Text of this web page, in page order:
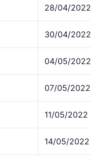
28/04/2022
30/04/2022
04/05/2022
07/05/2022
11/05/2022
14/05/2022